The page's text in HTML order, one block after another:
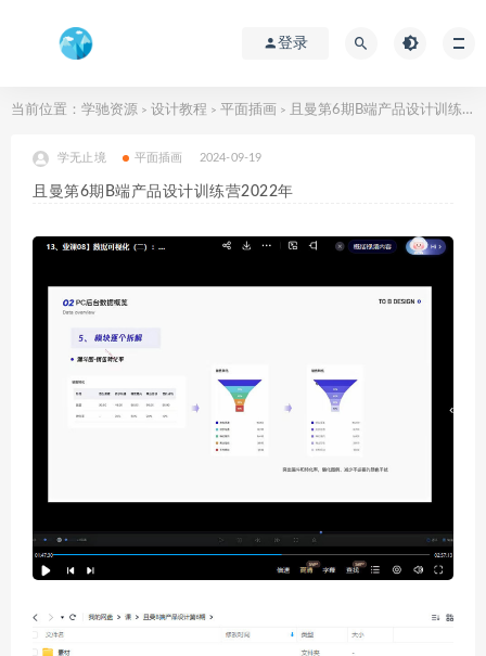
登录
当前位置： 学驰资源 > 设计教程 > 平面插画 > 且曼第6期B端产品设计训练营2022年
学无止境 平面插画 2024-09-19
且曼第6期B端产品设计训练营2022年